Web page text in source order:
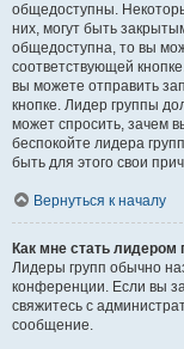
общедоступны.
них, могут быть
общедоступна, то вы
соответствующей
вы можете отправить
кнопке. Лидер группы
может спросить, зачем
беспокойте лидера
быть для этого свои
Вернуться к началу
Как мне стать лидером
Лидеры групп обычно
конференции. Если вы
свяжитесь с
сообщение.